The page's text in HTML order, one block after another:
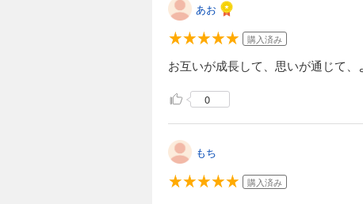
あお
購入済み
お互いが成長して、思いが通じて
0
もち
購入済み